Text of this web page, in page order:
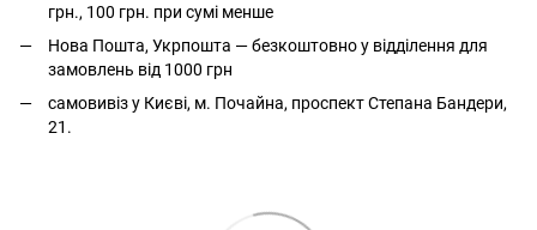
грн., 100 грн. при сумі менше
Нова Пошта, Укрпошта — безкоштовно у відділення для
замовлень від 1000 грн
самовивіз у Києві, м. Почайна, проспект Степана Бандери,
21.